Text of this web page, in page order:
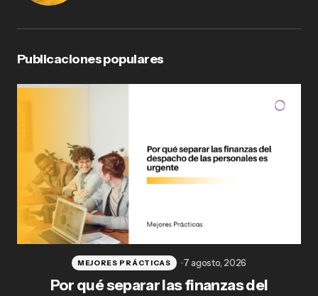
Publicaciones populares
Por qué separar las finanzas del
MEJORES PRÁCTICAS 7 agosto, 2026